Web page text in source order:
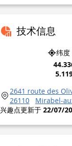
技术信息
纬度
2641 route des
26110
Mirabel-
兴趣点更新于 22/07/